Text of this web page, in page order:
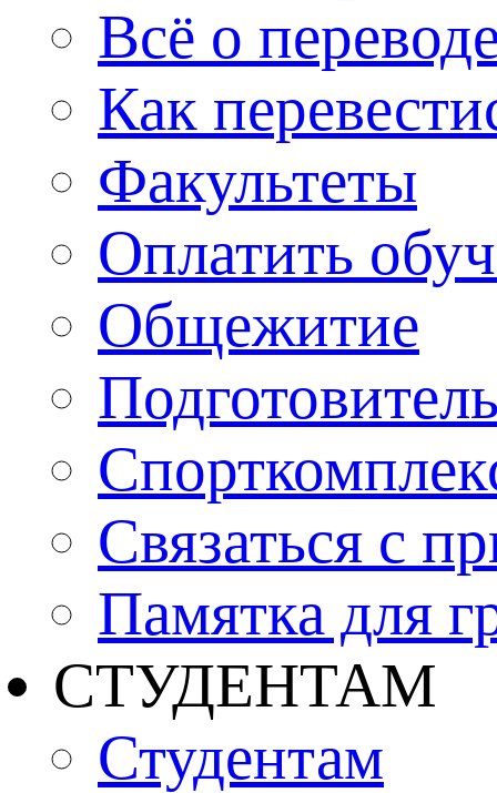
Всё о
Как
Факультеты
Оплатить
Общежитие
Связаться с
Памятка для
СТУДЕНТАМ
Студентам